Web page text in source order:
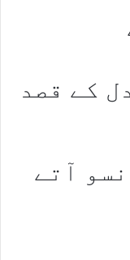
کے قصد
آتے